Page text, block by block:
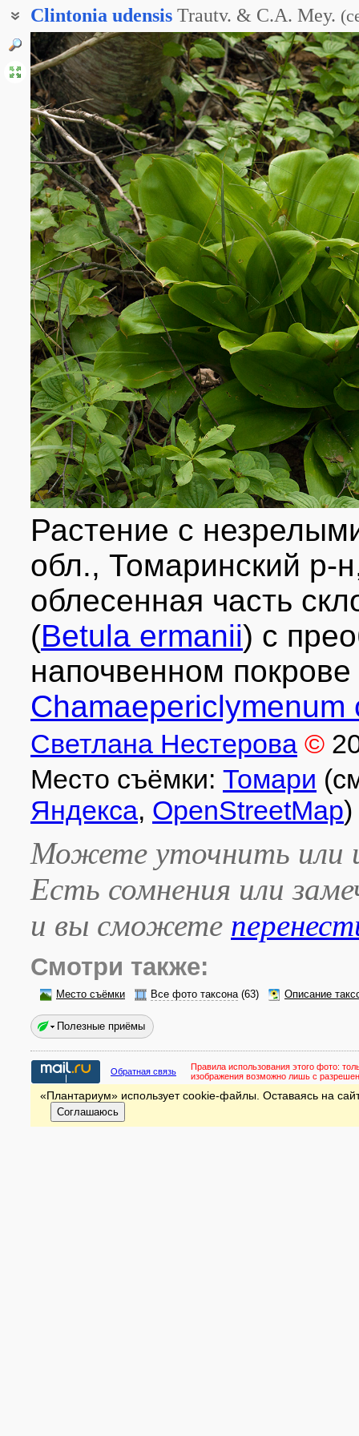
Clintonia udensis Trautv. & C.A. Mey. (
Растение с
обл., Томаринский р-
облесенная часть
(Betula ermanii) с
напочвенном покрове
Chamaepericlymenum
Светлана Нестерова ©
Место съёмки: Томари
Яндекса, OpenStreetMap)
Можете уточнить или
Есть сомнения или
и вы сможете
Смотри также:
Место съёмки Все фото таксона(63) Описание
Полезные приёмы
Обратная связь Правила использования этого фото:
изображения возможно лишь с
«Плантариум» использует cookie-файлы. Оставаясь на
Соглашаюсь